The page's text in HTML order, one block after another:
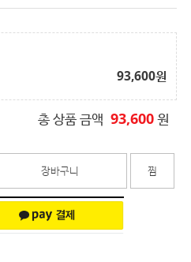
93,600원
총 상품 금액 93,600원
장바구니 찜